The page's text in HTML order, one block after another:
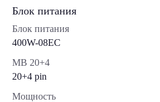
Блок питания
Блок питания
400W-08EC
MB 20+4
20+4 pin
Мощность